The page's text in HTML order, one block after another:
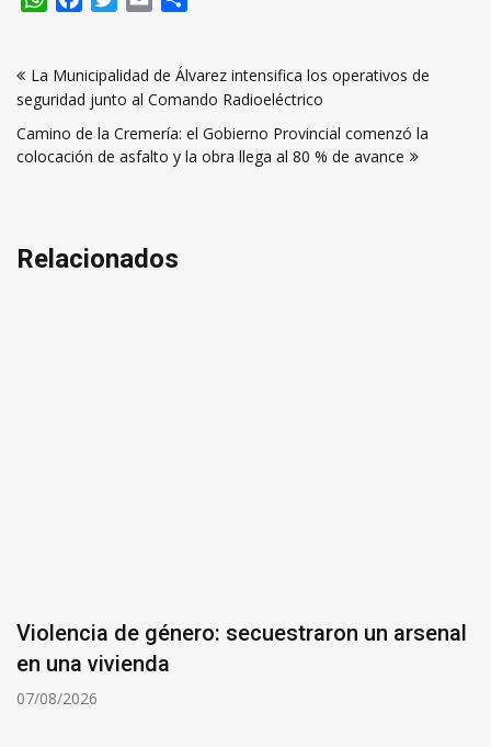
de
entradas
La Municipalidad de Álvarez intensifica los operativos de
seguridad junto al Comando Radioeléctrico
Camino de la Cremería: el Gobierno Provincial comenzó la
colocación de asfalto y la obra llega al 80 % de avance
Relacionados
Violencia de género: secuestraron un arsenal
en una vivienda
07/08/2026